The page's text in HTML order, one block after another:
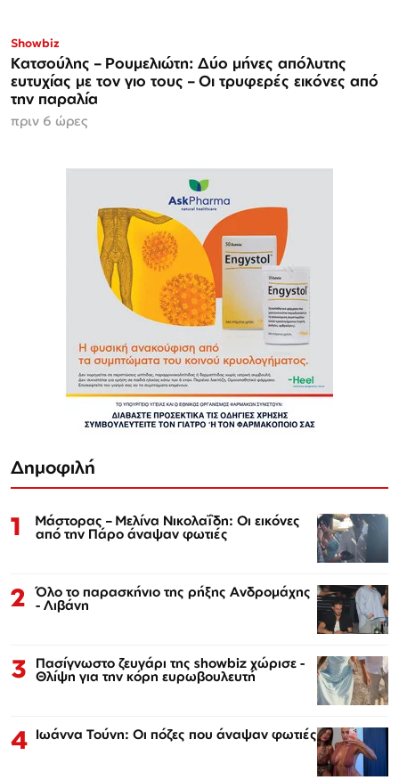
Showbiz
Κατσούλης – Ρουμελιώτη: Δύο μήνες απόλυτης
ευτυχίας με τον γιο τους – Οι τρυφερές εικόνες από
την παραλία
πριν 6 ώρες
Δημοφιλή
1 Μάστορας – Μελίνα Νικολαΐδη: Οι εικόνες
από την Πάρο άναψαν φωτιές
2 Όλο το παρασκήνιο της ρήξης Ανδρομάχης
- Λιβάνη
3 Πασίγνωστο ζευγάρι της showbiz χώρισε -
Θλίψη για την κόρη ευρωβουλευτή
4 Ιωάννα Τούνη: Οι πόζες που άναψαν φωτιές